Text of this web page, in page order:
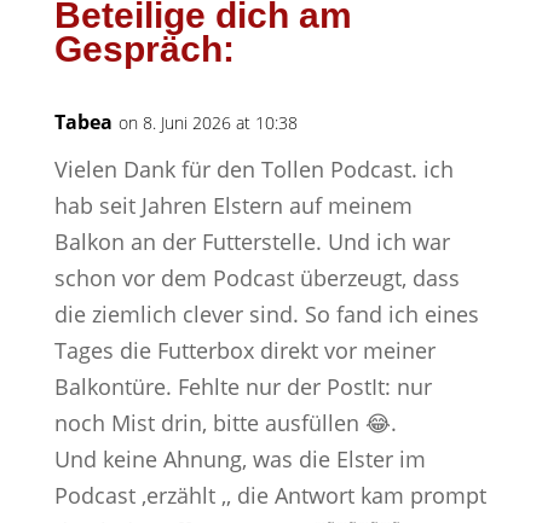
Beteilige dich am
Gespräch:
Tabea on 8. Juni 2026 at 10:38
Vielen Dank für den Tollen Podcast. ich
hab seit Jahren Elstern auf meinem
Balkon an der Futterstelle. Und ich war
schon vor dem Podcast überzeugt, dass
die ziemlich clever sind. So fand ich eines
Tages die Futterbox direkt vor meiner
Balkontüre. Fehlte nur der PostIt: nur
noch Mist drin, bitte ausfüllen 😂.
Und keine Ahnung, was die Elster im
Podcast ‚erzählt ‚, die Antwort kam prompt